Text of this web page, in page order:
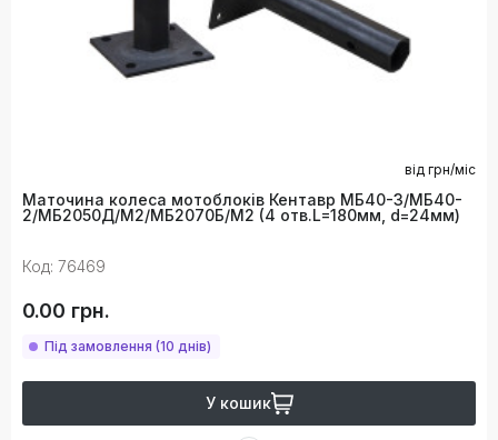
від грн/міс
Маточина колеса мотоблоків Кентавр МБ40-3/МБ40-
2/МБ2050Д/М2/МБ2070Б/М2 (4 отв.L=180мм, d=24мм)
Код: 76469
0.00 грн.
Під замовлення (10 днів)
У кошик